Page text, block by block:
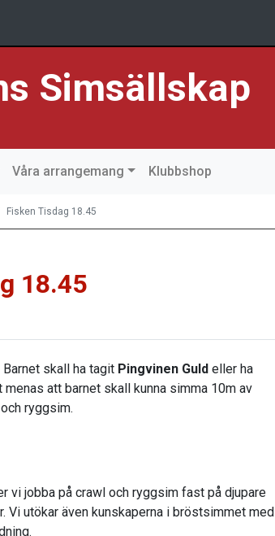
Simsällskap
Våra arrangemang Klubbshop
Fisken Tisdag 18.45
18.45
skall ha tagit Pingvinen Guldeller ha
att barnet skall kunna simma 10m av
ryggsim.
vi jobba på crawl och ryggsim fast på djupare
Vi utökar även kunskaperna i bröstsimmet med